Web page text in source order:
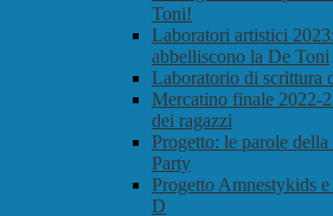
Toni!
Laboratori artistici
abbelliscono la De Toni
Laboratorio di scrittura
Mercatino finale 2022-
dei ragazzi
Progetto: le parole
Party
Progetto Amnestykids
D